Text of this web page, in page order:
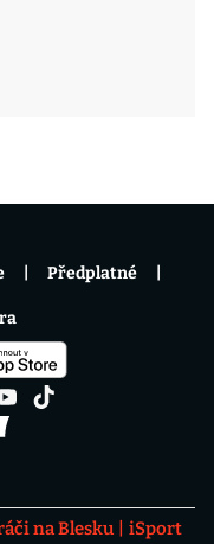
na Blesku
iSport
Předplatné